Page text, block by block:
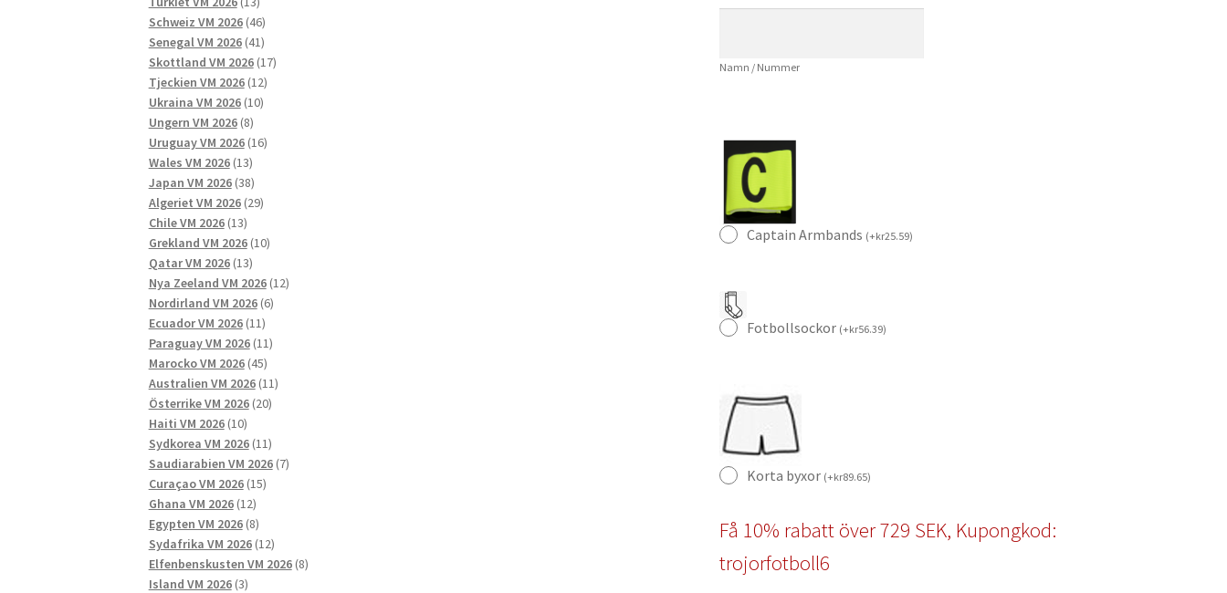
Hemmatröja
Fotbollströja
Namn / Nummer
Captain Armbands (+kr25.59)
Fotbollsockor (+kr56.39)
Korta byxor (+kr89.65)
Få 10% rabatt över 729 SEK, Kupongkod:
trojorfotboll6
produkter
Schweiz VM 2026 4646
produkter
Senegal VM 2026 4141
produkter
Skottland VM 2026 1717
Tjeckien VM 2026 1212
produkter
Ukraina VM 2026 1010
Ungern VM 2026 88
produkter
Uruguay VM 2026 1616
Wales VM 2026 1313
produkter
Japan VM 2026 3838
produkter
Algeriet VM 2026 2929
Chile VM 2026 1313
produkter
Grekland VM 2026 1010
Qatar VM 2026 1313
produkter
Nya Zeeland VM 2026 1212
Nordirland VM 2026 66
Ecuador VM 2026 1111
produkter
Paraguay VM 2026 1111
Marocko VM 2026 4545
produkter
Australien VM 2026 1111
Österrike VM 2026 2020
Haiti VM 2026 1010
produkter
Sydkorea VM 2026 1111
produkter
Saudiarabien VM 2026 77
Curaçao VM 2026 1515
Ghana VM 2026 1212
produkter
Egypten VM 2026 88
produkter
Sydafrika VM 2026 1212
produkter
Elfenbenskusten VM 2026 88
Island VM 2026 33